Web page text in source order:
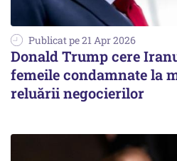
Publicat pe 21 Apr 2026
Donald Trump cere
femeile condamnate la
reluării negocierilor